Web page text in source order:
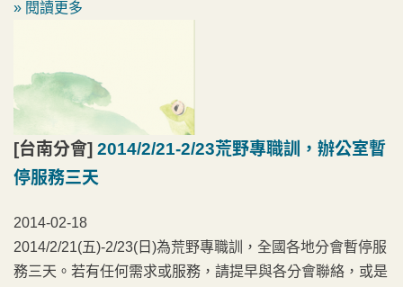
» 閱讀更多
[台南分會] 2014/2/21-2/23荒野專職訓，辦公室暫
停服務三天
2014-02-18
2014/2/21(五)-2/23(日)為荒野專職訓，全國各地分會暫停服
務三天。若有任何需求或服務，請提早與各分會聯絡，或是